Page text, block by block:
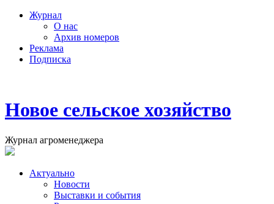
Журнал
О нас
Архив номеров
Реклама
Подписка
Новое сельское хозяйство
Журнал агроменеджера
Актуально
Новости
Выставки и события